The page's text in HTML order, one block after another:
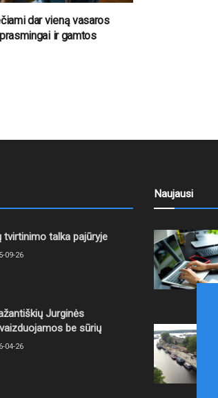
dar vieną vasaros
ir gamtos
tvirtinimo talka pajūryje
09-26
Jurginės
be sūrių
04-26
Naujausi